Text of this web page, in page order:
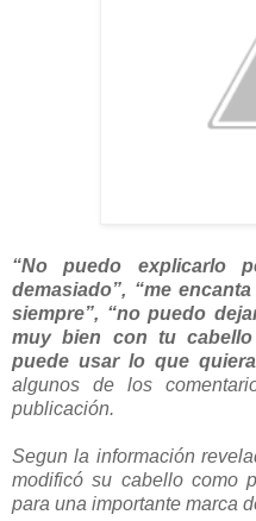
“No puedo explicarlo
demasiado”, “me
siempre”, “no puedo
muy bien con tu
puede usar lo que
algunos de los
publicación.
Segun la información
modificó su cabello como
para una importante marca